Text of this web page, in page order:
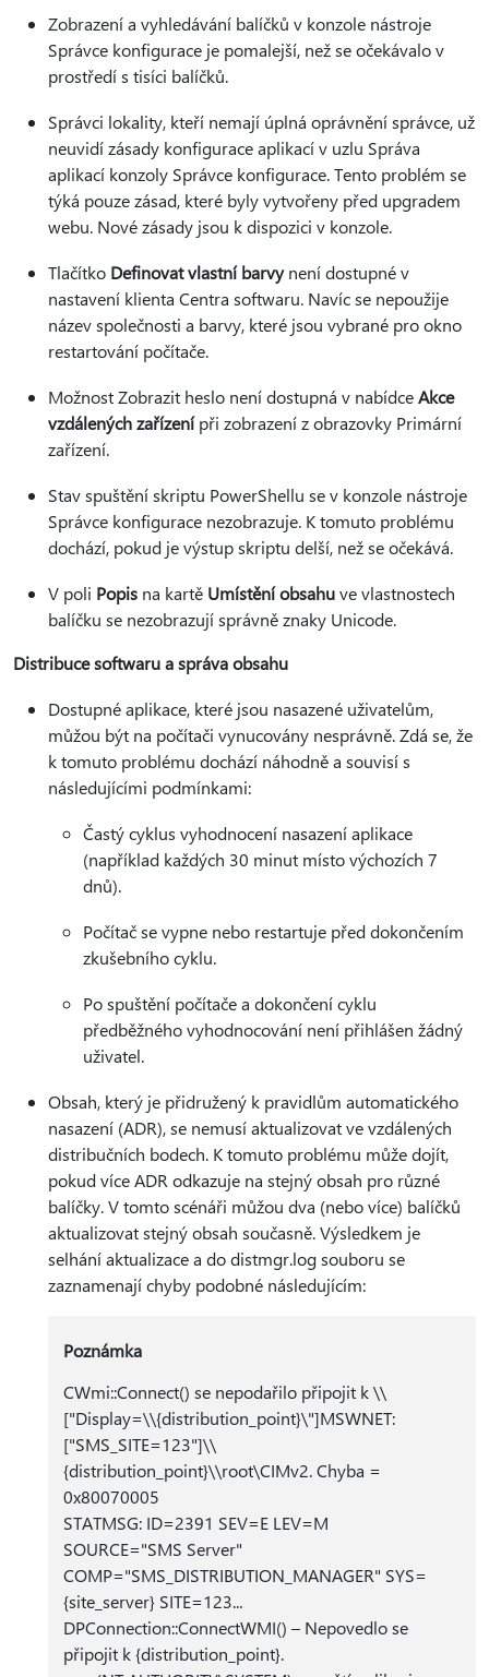
Zobrazení a vyhledávání balíčků v konzole nástroje
Správce konfigurace je pomalejší, než se očekávalo v
prostředí s tisíci balíčků.
Správci lokality, kteří nemají úplná oprávnění správce, už
neuvidí zásady konfigurace aplikací v uzlu Správa
aplikací konzoly Správce konfigurace. Tento problém se
týká pouze zásad, které byly vytvořeny před upgradem
webu. Nové zásady jsou k dispozici v konzole.
Tlačítko Definovat vlastní barvynení dostupné v
nastavení klienta Centra softwaru. Navíc se nepoužije
název společnosti a barvy, které jsou vybrané pro okno
restartování počítače.
Možnost Zobrazit heslo není dostupná v nabídceAkce
vzdálených zařízenípři zobrazení z obrazovky Primární
zařízení.
Stav spuštění skriptu PowerShellu se v konzole nástroje
Správce konfigurace nezobrazuje. K tomuto problému
dochází, pokud je výstup skriptu delší, než se očekává.
V poli Popis na kartě Umístění obsahuve vlastnostech
balíčku se nezobrazují správně znaky Unicode.
Distribuce softwaru a správa obsahu
Dostupné aplikace, které jsou nasazené uživatelům,
můžou být na počítači vynucovány nesprávně. Zdá se, že
k tomuto problému dochází náhodně a souvisí s
následujícími podmínkami:
Častý cyklus vyhodnocení nasazení aplikace
(například každých 30 minut místo výchozích 7
dnů).
Počítač se vypne nebo restartuje před dokončením
zkušebního cyklu.
Po spuštění počítače a dokončení cyklu
předběžného vyhodnocování není přihlášen žádný
uživatel.
Obsah, který je přidružený k pravidlům automatického
nasazení (ADR), se nemusí aktualizovat ve vzdálených
distribučních bodech. K tomuto problému může dojít,
pokud více ADR odkazuje na stejný obsah pro různé
balíčky. V tomto scénáři můžou dva (nebo více) balíčků
aktualizovat stejný obsah současně. Výsledkem je
selhání aktualizace a do distmgr.log souboru se
zaznamenají chyby podobné následujícím:
Poznámka
CWmi::Connect() se nepodařilo připojit k \\
["Display=\\{distribution_point}\"]MSWNET:
["SMS_SITE=123"]\\
{distribution_point}\\root\CIMv2. Chyba =
0x80070005
STATMSG: ID=2391 SEV=E LEV=M
SOURCE="SMS Server"
COMP="SMS_DISTRIBUTION_MANAGER" SYS=
{site_server} SITE=123...
DPConnection::ConnectWMI() – Nepovedlo se
připojit k {distribution_point}.